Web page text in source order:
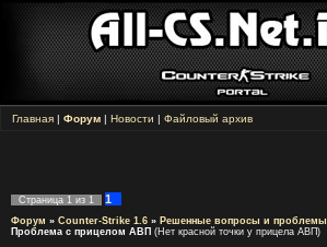
Главная | Форум | Новости | Файловый архив
Страница 1 из 1 1
Форум » Counter-Strike 1.6 » Решенные вопросы и проблемы
Проблема с прицелом АВП (Нет красной точки у прицела АВП)